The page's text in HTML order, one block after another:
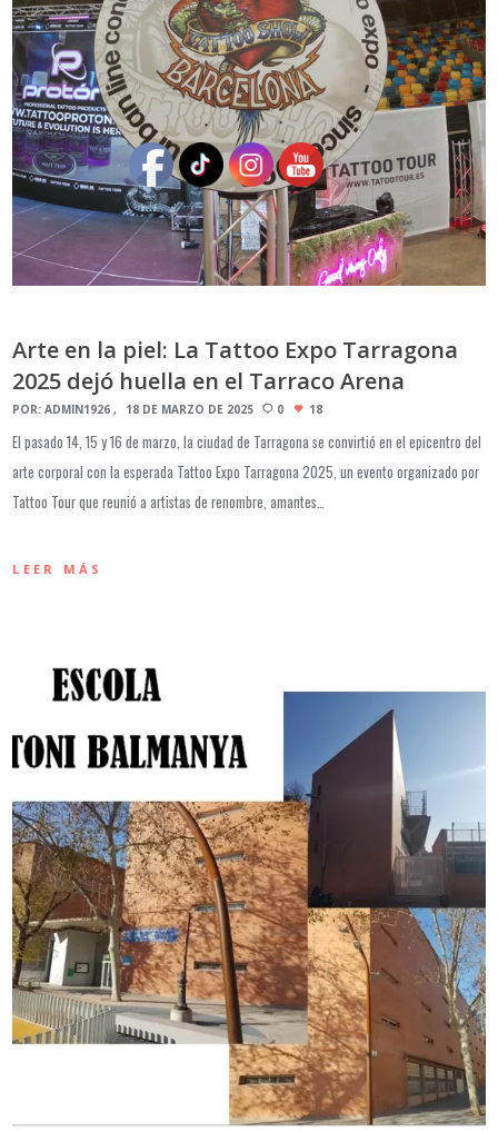
Arte en la piel: La Tattoo Expo Tarragona
2025 dejó huella en el Tarraco Arena
POR:ADMIN1926 18 DE MARZO DE 2025 0 18
El pasado 14, 15 y 16 de marzo, la ciudad de Tarragona se convirtió en el epicentro del
arte corporal con la esperada Tattoo Expo Tarragona 2025, un evento organizado por
Tattoo Tour que reunió a artistas de renombre, amantes…
LEER MÁS